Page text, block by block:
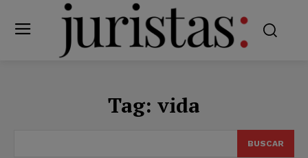
Tag: vida
BUSCAR